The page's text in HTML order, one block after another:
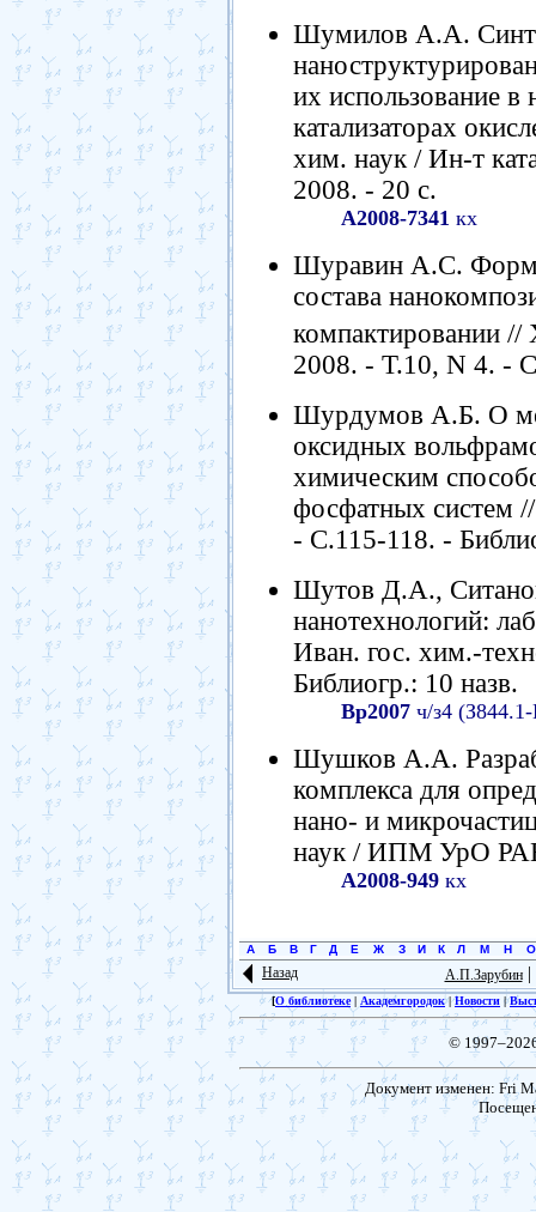
Шумилов А.А.
их использование
катализаторах
хим. наук / Ин-т
2008. - 20 с.
А2008-7341 кх
Шуравин А.С.
состава
компактировании
2008. - Т.10, N 4. -
Шурдумов А.Б. О
оксидных
химическим
фосфатных систем
- С.115-118. -
Шутов Д.А.,
нанотехнологий:
Иван. гос. хим.-
Библиогр.: 10 назв.
Вр2007 ч/з4
Шушков А.А.
комплекса для
нано- и
наук / ИПМ УрО
А2008-949 кх
А Б В Г Д Е Ж З И К Л М Н О
Назад А.П.Зарубин|
[О библиотеке| Академгородок|Новости |
©
Документ изменен: Fri